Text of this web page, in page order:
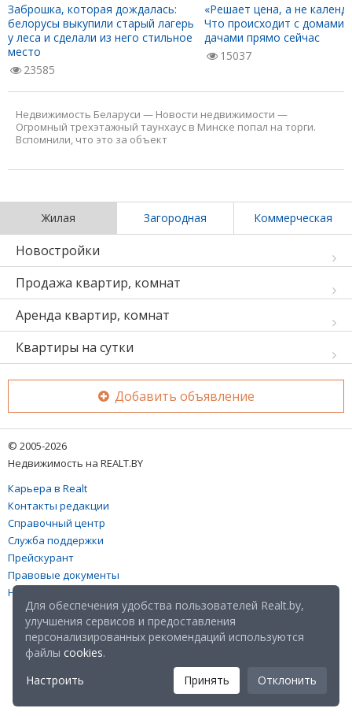
Заброшка, которая дождалась:
белорусы выкупили старый лагерь
у леса и сделали из него стильное
место
23585
«Решает цена, а не
Что происходит с домами
дачами прямо сейчас
15037
Недвижимость Беларуси — Новости недвижимости —
Огромный трехэтажный таунхаус в Минске попал на торги.
Вспомнили, что это за объект
Жилая Загородная Коммерческая
Новостройки
Продажа квартир, комнат
Аренда квартир, комнат
Квартиры на сутки
Добавить объявление
© 2005-2026
Недвижимость на REALT.BY
Карьера в Realt
Контакты редакции
Справочный центр
Служба поддержки
Прейскурант
Правовые документы
Настройка файлов cookies
Для обеспечения удобства пользователей Realt.by,
улучшения сервисов и предоставления
персонализированных рекомендаций используются
файлы cookies.
Настроить
Принять Отклонить